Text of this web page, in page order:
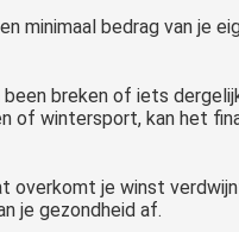
minimaal bedrag van je
been breken of iets
of wintersport, kan het
overkomt je winst
je gezondheid af.